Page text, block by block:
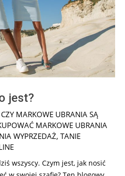
jest?
CZY MARKOWE UBRANIA SĄ
MARKOWE UBRANIA
WYPRZEDAŻ, TANIE
wszyscy. Czym jest, jak nosić